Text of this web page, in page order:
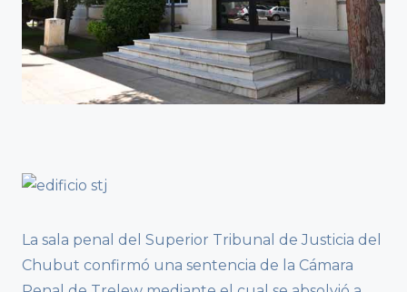
La sala penal del Superior Tribunal de Justicia del
Chubut confirmó una sentencia de la Cámara